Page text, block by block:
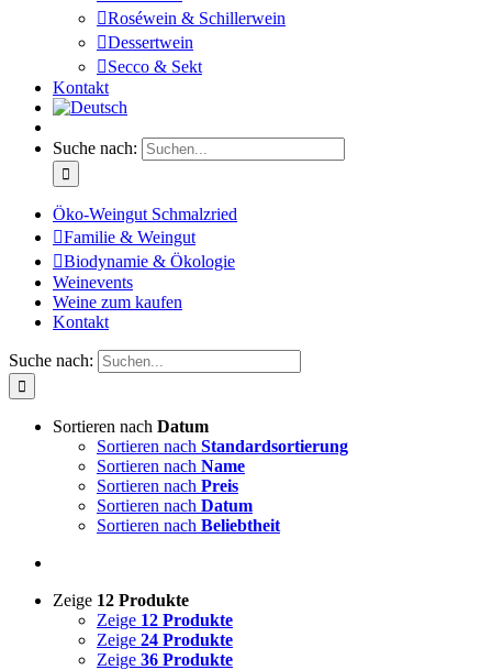
Roséwein & Schillerwein
Dessertwein
Secco & Sekt
Kontakt
Suche nach:
Öko-Weingut Schmalzried
Familie & Weingut
Biodynamie & Ökologie
Weinevents
Weine zum kaufen
Kontakt
Suche nach:
Sortieren nach Datum
Sortieren nach Standardsortierung
Sortieren nach Name
Sortieren nach Preis
Sortieren nach Datum
Sortieren nach Beliebtheit
Zeige 12 Produkte
Zeige 12 Produkte
Zeige 24 Produkte
Zeige 36 Produkte